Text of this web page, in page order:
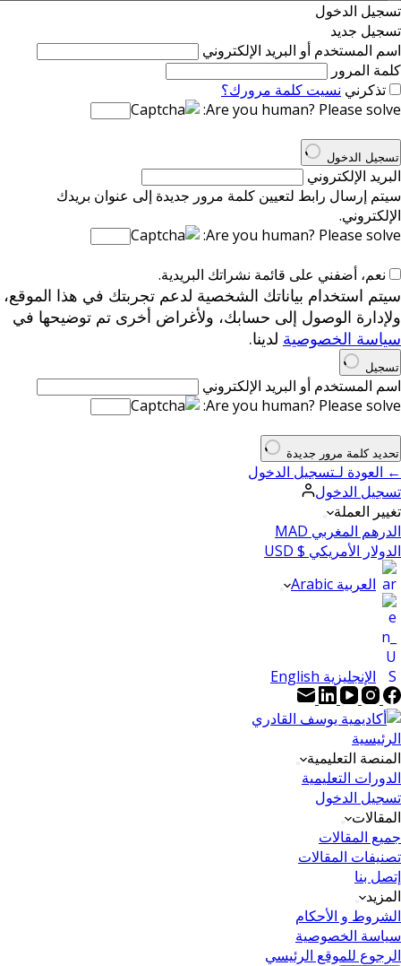
تسجيل الدخول
تسجيل جديد
اسم المستخدم أو البريد الإلكتروني
كلمة المرور
تذكرني نسيت كلمة مرورك؟
Are you human? Please solve:
تسجيل الدخول
البريد الإلكتروني
سيتم إرسال رابط لتعيين كلمة مرور جديدة إلى عنوان بريدك
الإلكتروني.
Are you human? Please solve:
نعم، أضفني على قائمة نشراتك البريدية.
سيتم استخدام بياناتك الشخصية لدعم تجربتك في هذا الموقع،
ولإدارة الوصول إلى حسابك، ولأغراض أخرى تم توضيحها في
سياسة الخصوصية لدينا.
تسجيل
اسم المستخدم أو البريد الإلكتروني
Are you human? Please solve:
تحديد كلمة مرور جديدة
← العودة لـتسجيل الدخول
تسجيل الدخول
تغيير العملة
الدرهم المغربي MAD
الدولار الأمريكي $ USD
العربية Arabic
الإنجليزية English
الرئيسية
المنصة التعليمية
الدورات التعليمية
تسجيل الدخول
المقالات
جميع المقالات
تصنيفات المقالات
إتصل بنا
المزيد
الشروط و الأحكام
سياسة الخصوصية
الرجوع للموقع الرئيسي